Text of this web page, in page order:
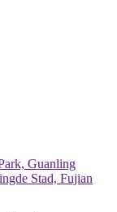
Guanling
Stad, Fujian